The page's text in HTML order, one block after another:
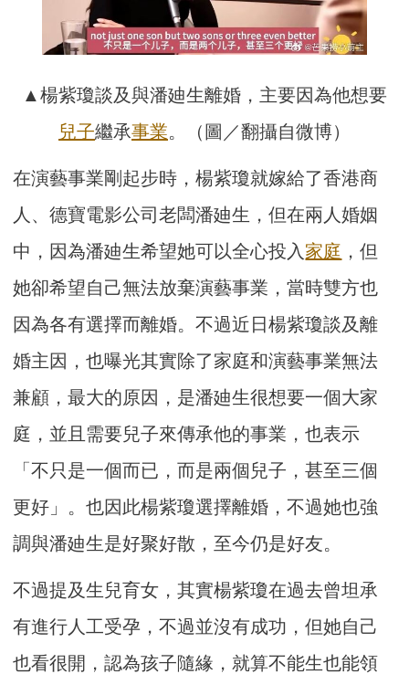
▲楊紫瓊談及與潘廸生離婚，主要因為他想要
兒子繼承事業。（圖／翻攝自微博）
在演藝事業剛起步時，楊紫瓊就嫁給了香港商
人、德寶電影公司老闆潘廸生，但在兩人婚姻
中，因為潘廸生希望她可以全心投入 家庭 ，但
她卻希望自己無法放棄演藝事業，當時雙方也
因為各有選擇而離婚。不過近日楊紫瓊談及離
婚主因，也曝光其實除了家庭和演藝事業無法
兼顧，最大的原因，是潘廸生很想要一個大家
庭，並且需要兒子來傳承他的事業，也表示
「不只是一個而已，而是兩個兒子，甚至三個
更好」。也因此楊紫瓊選擇離婚，不過她也強
調與潘廸生是好聚好散，至今仍是好友。 ​​​
不過提及生兒育女，其實楊紫瓊在過去曾坦承
有進行人工受孕，不過並沒有成功，但她自己
也看很開，認為孩子隨緣，就算不能生也能領